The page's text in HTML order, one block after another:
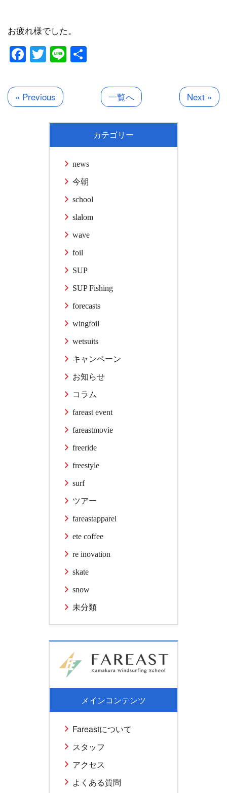
お疲れ様でした。
Facebook
Twitter
Line
« Previous 一覧へ Next »
カテゴリー
news
今朝
school
slalom
wave
foil
SUP
SUP Fishing
forecasts
wingfoil
wetsuits
キャンペーン
お知らせ
コラム
fareast event
fareastmovie
freeride
freestyle
surf
ツアー
fareastapparel
ete coffee
re inovation
skate
snow
未分類
メインコンテンツ
Fareastについて
スタッフ
アクセス
よくある質問